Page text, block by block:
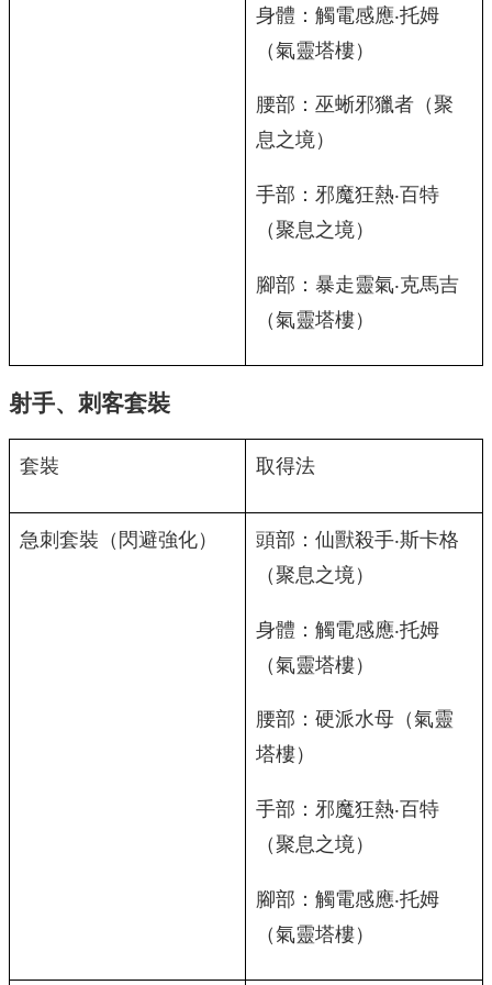
身體：觸電感應‧托姆
（氣靈塔樓）
腰部：巫蜥邪獵者（聚
息之境）
手部：邪魔狂熱‧百特
（聚息之境）
腳部：暴走靈氣‧克馬吉
（氣靈塔樓）
射手、刺客套裝
套裝 取得法
急刺套裝（閃避強化）
頭部：仙獸殺手‧斯卡格
（聚息之境）
身體：觸電感應‧托姆
（氣靈塔樓）
腰部：硬派水母（氣靈
塔樓）
手部：邪魔狂熱‧百特
（聚息之境）
腳部：觸電感應‧托姆
（氣靈塔樓）